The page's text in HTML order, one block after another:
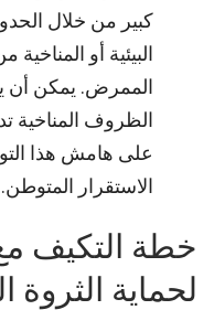
كبير من خلال
البيئية أو المناخية
الممرض. يمكن أن
الظروف المناخية
على هامش هذا
الاستقرار المتوطن.
خطة التكيف مع
لحماية الثروة